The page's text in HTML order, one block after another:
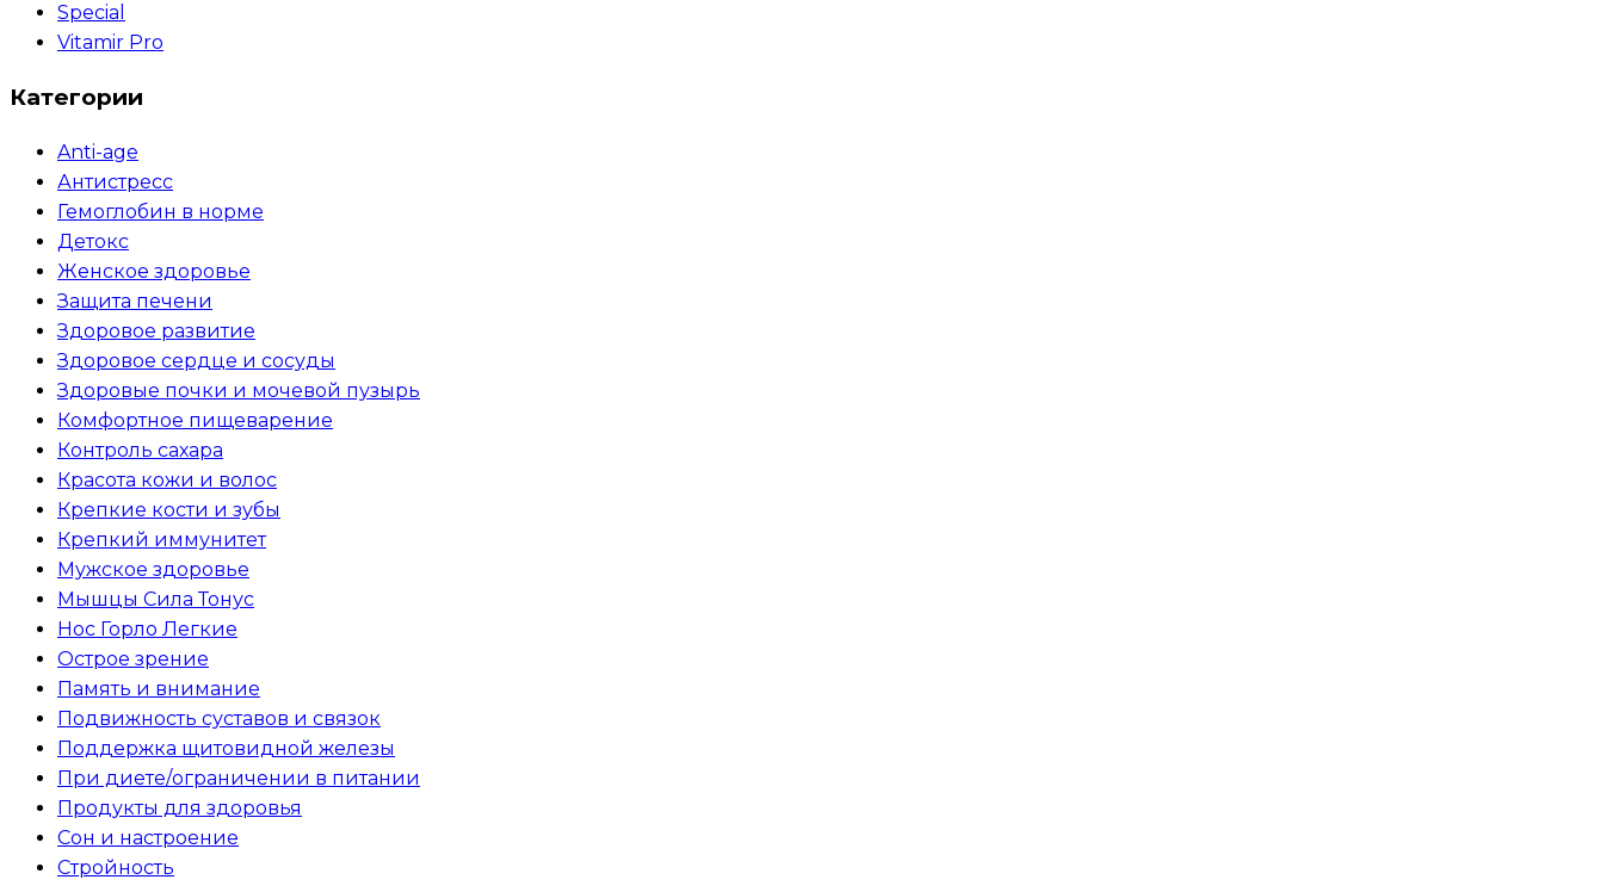
Special
Vitamir Pro
Категории
Anti-age
Антистресс
Гемоглобин в норме
Детокс
Женское здоровье
Защита печени
Здоровое развитие
Здоровое сердце и сосуды
Здоровые почки и мочевой пузырь
Комфортное пищеварение
Контроль сахара
Красота кожи и волос
Крепкие кости и зубы
Крепкий иммунитет
Мужское здоровье
Мышцы Сила Тонус
Нос Горло Легкие
Острое зрение
Память и внимание
Подвижность суставов и связок
Поддержка щитовидной железы
При диете/ограничении в питании
Продукты для здоровья
Сон и настроение
Стройность